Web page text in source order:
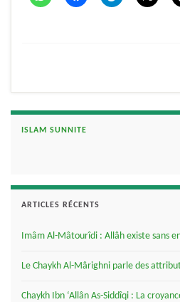
ISLAM SUNNITE
ARTICLES RÉCENTS
Imâm Al-Mâtourîdi : Allâh existe sans
Le Chaykh Al-Mârighni parle des
Chaykh Ibn ‘Allân As-Siddîqi : La